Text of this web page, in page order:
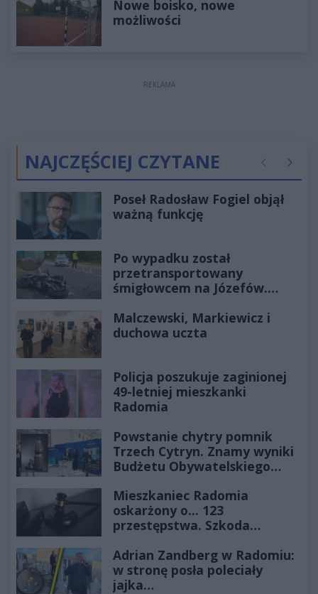
Nowe boisko, nowe
możliwości
REKLAMA
NAJCZĘŚCIEJ CZYTANE Poprzednie
Poseł Radosław Fogiel objął
ważną funkcję
Po wypadku został
przetransportowany
śmigłowcem na Józefów.
Malczewski, Markiewicz i
duchowa uczta
Policja poszukuje zaginionej
49-letniej mieszkanki
Radomia
Powstanie chytry pomnik
Trzech Cytryn. Znamy wyniki
Budżetu Obywatelskiego
Mieszkaniec Radomia
oskarżony o... 123
przestępstwa. Szkoda
złotych
Adrian Zandberg w Radomiu:
w stronę posła poleciały
jajka…